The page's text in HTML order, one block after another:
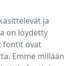
ja
on löydetty
fontit ovat
Emme millään